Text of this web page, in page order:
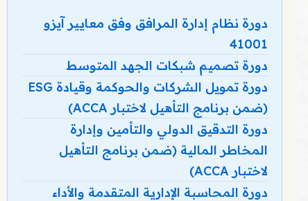
دورة نظام إدارة المرافق وفق معايير آيزو
41001
دورة تصميم شبكات الجهد المتوسط
دورة تمويل الشركات والحوكمة وقيادة ESG
(ضمن برنامج التأهيل لاختبار ACCA)
دورة التدقيق الدولي والتأمين وإدارة
المخاطر المالية (ضمن برنامج التأهيل
لاختبار ACCA)
دورة المحاسبة الإدارية المتقدمة والأداء